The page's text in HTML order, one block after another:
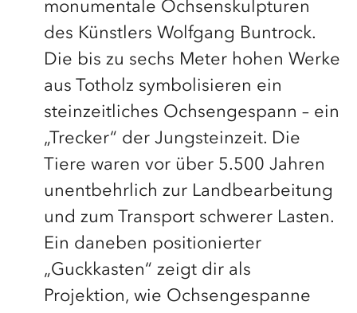
monumentale Ochsenskulpturen
des Künstlers Wolfgang Buntrock.
Die bis zu sechs Meter hohen Werke
aus Totholz symbolisieren ein
steinzeitliches Ochsengespann – ein
„Trecker“ der Jungsteinzeit. Die
Tiere waren vor über 5.500 Jahren
unentbehrlich zur Landbearbeitung
und zum Transport schwerer Lasten.
Ein daneben positionierter
„Guckkasten“ zeigt dir als
Projektion, wie Ochsengespanne